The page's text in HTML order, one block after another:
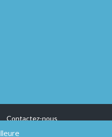
Contactez-nous
légales